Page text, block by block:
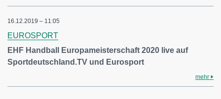
16.12.2019 – 11:05
EUROSPORT
EHF Handball Europameisterschaft 2020 live auf
Sportdeutschland.TV und Eurosport
mehr